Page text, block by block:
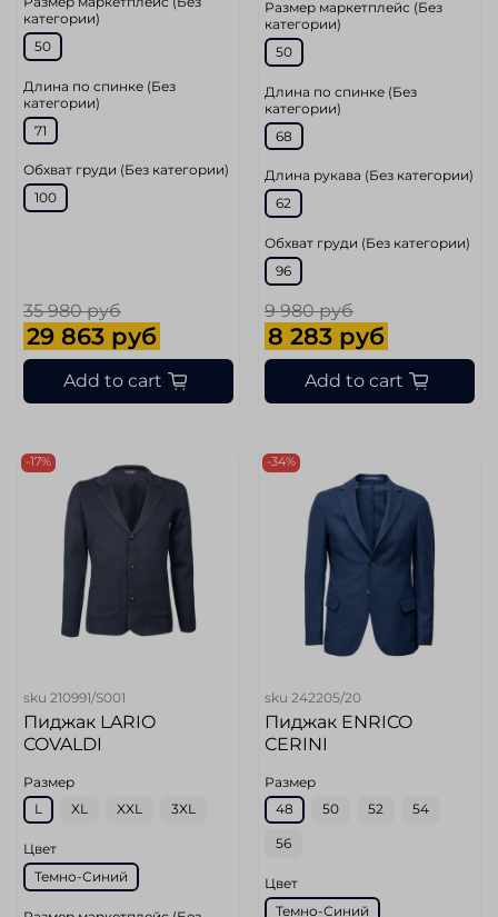
категории)
50
Длина по спинке (Без
категории)
71
Обхват груди (Без категории)
100
35 980 руб
29 863 руб
Add to cart
Размер маркетплейс (Без
категории)
50
Длина по спинке (Без
категории)
68
Длина рукава (Без категории)
62
Обхват груди (Без категории)
96
9 980 руб
8 283 руб
Add to cart
-17%
sku 210991/S001
Пиджак LARIO
COVALDI
Размер
L
XL XXL 3XL
Цвет
Темно-Синий
-34%
sku 242205/20
Пиджак ENRICO
CERINI
Размер
48
50 52 54
56
Цвет
Темно-Синий